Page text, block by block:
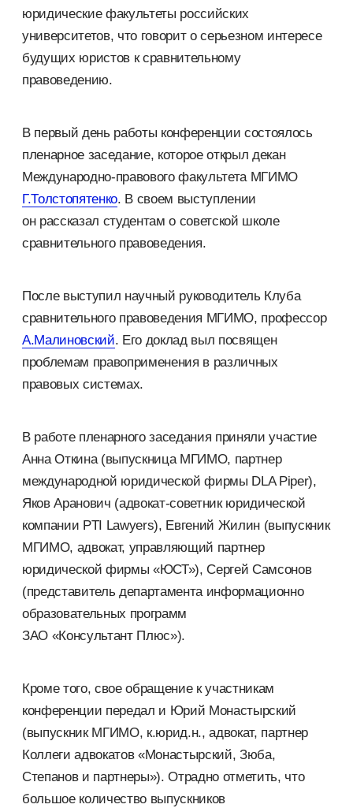
юридические факультеты российских
университетов, что говорит о серьезном интересе
будущих юристов к сравнительному
правоведению.
В первый день работы конференции состоялось
пленарное заседание, которое открыл декан
Международно-правовогофакультета МГИМО
Г.Толстопятенко. В своем выступлении
он рассказал студентам о советской школе
сравнительного правоведения.
После выступил научный руководитель Клуба
сравнительного правоведения МГИМО, профессор
А.Малиновский. Его доклад выл посвящен
проблемам правоприменения в различных
правовых системах.
В работе пленарного заседания приняли участие
Анна Откина (выпускница МГИМО, партнер
международной юридической фирмы DLA Piper),
Яков Аранович (адвокат-советникюридической
компании PTI Lawyers), Евгений Жилин (выпускник
МГИМО, адвокат, управляющий партнер
юридической фирмы «ЮСТ»), Сергей Самсонов
(представитель департамента информационно
образовательных программ
ЗАО «Консультант Плюс»).
Кроме того, свое обращение к участникам
конференции передал и Юрий Монастырский
(выпускник МГИМО, к.юрид.н., адвокат, партнер
Коллеги адвокатов «Монастырский, Зюба,
Степанов и партнеры»). Отрадно отметить, что
большое количество выпускников